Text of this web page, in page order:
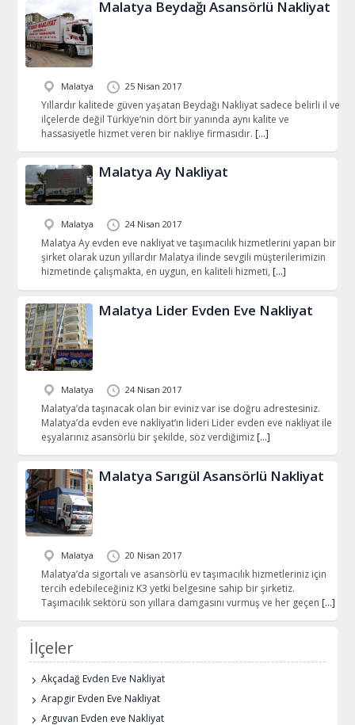
Malatya Beydağı Asansörlü Nakliyat
Malatya 25 Nisan 2017
Yıllardır kalitede güven yaşatan Beydağı Nakliyat sadece belirli il ve
ilçelerde değil Türkiye’nin dört bir yanında aynı kalite ve
hassasiyetle hizmet veren bir nakliye firmasıdır. […]
Malatya Ay Nakliyat
Malatya 24 Nisan 2017
Malatya Ay evden eve nakliyat ve taşımacılık hizmetlerini yapan bir
şirket olarak uzun yıllardır Malatya ilinde sevgili müşterilerimizin
hizmetinde çalışmakta, en uygun, en kaliteli hizmeti, […]
Malatya Lider Evden Eve Nakliyat
Malatya 24 Nisan 2017
Malatya’da taşınacak olan bir eviniz var ise doğru adrestesiniz.
Malatya’da evden eve nakliyat’ın lideri Lider evden eve nakliyat ile
eşyalarınız asansörlü bir şekilde, söz verdiğimiz […]
Malatya Sarıgül Asansörlü Nakliyat
Malatya 20 Nisan 2017
Malatya’da sigortalı ve asansörlü ev taşımacılık hizmetleriniz için
tercih edebileceğiniz K3 yetki belgesine sahip bir şirketiz.
Taşımacılık sektörü son yıllara damgasını vurmuş ve her geçen […]
İlçeler
Akçadağ Evden Eve Nakliyat
Arapgir Evden Eve Nakliyat
Arguvan Evden eve Nakliyat